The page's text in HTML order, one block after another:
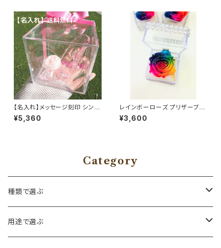
【名入れ】メッセージ刻印 シンデ
レラのガラスの靴 プリザーブド
フラワーピンク クリアケース Ci
¥5,360
レインボーローズ プリザーブド
フラワー クリアキューブ 枯れな
いお花 レインボー 誕生日 フラ
¥3,600
Category
種類で選ぶ
プリザーブドフラワー
用途で選ぶ